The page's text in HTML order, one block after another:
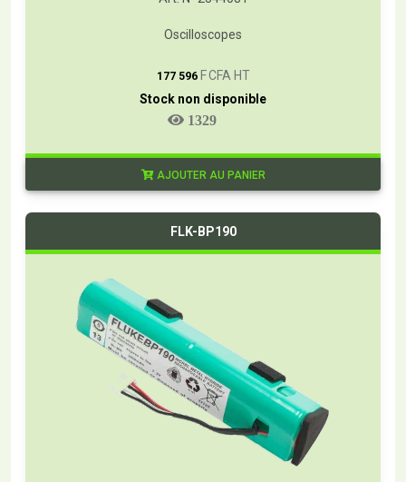
Oscilloscopes
177 596 F CFA HT
Stock non disponible
1329
AJOUTER AU PANIER
FLK-BP190